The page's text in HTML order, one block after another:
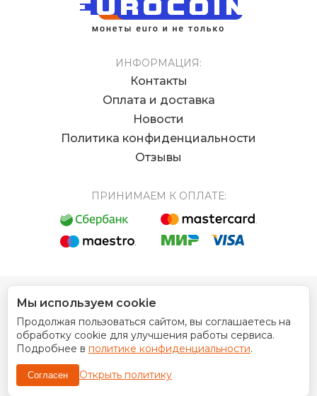
ИНФОРМАЦИЯ:
Контакты
Оплата и доставка
Новости
Политика конфиденциальности
Отзывы
ПРИНИМАЕМ К ОПЛАТЕ:
© 2012 - 2026 Интернет магазин EUROCOIN
Дизайн сайта
Мы используем cookie
Продолжая пользоваться сайтом, вы соглашаетесь на
обработку cookie для улучшения работы сервиса.
Подробнее в политике конфиденциальности.
Согласен Открыть политику